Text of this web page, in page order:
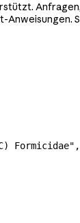
Formicidae" ,